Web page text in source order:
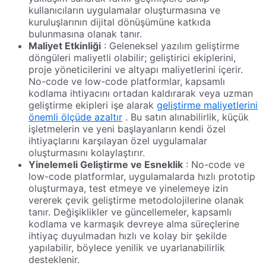
kullanıcıların uygulamalar oluşturmasına ve
kuruluşlarının dijital dönüşümüne katkıda
bulunmasına olanak tanır.
Maliyet Etkinliği : Geleneksel yazılım geliştirme
döngüleri maliyetli olabilir; geliştirici ekiplerini,
proje yöneticilerini ve altyapı maliyetlerini içerir.
No-code ve low-code platformlar, kapsamlı
kodlama ihtiyacını ortadan kaldırarak veya uzman
geliştirme ekipleri işe alarak geliştirme maliyetlerini
önemli ölçüde azaltır . Bu satın alınabilirlik, küçük
işletmelerin ve yeni başlayanların kendi özel
ihtiyaçlarını karşılayan özel uygulamalar
oluşturmasını kolaylaştırır.
Yinelemeli Geliştirme ve Esneklik : No-code ve
low-code platformlar, uygulamalarda hızlı prototip
oluşturmaya, test etmeye ve yinelemeye izin
vererek çevik geliştirme metodolojilerine olanak
tanır. Değişiklikler ve güncellemeler, kapsamlı
kodlama ve karmaşık devreye alma süreçlerine
ihtiyaç duyulmadan hızlı ve kolay bir şekilde
yapılabilir, böylece yenilik ve uyarlanabilirlik
desteklenir.